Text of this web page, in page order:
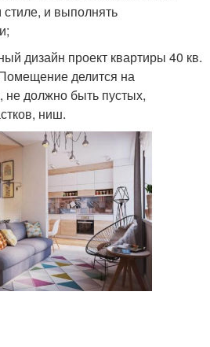
и выполнять
дизайн проект квартиры 40 кв.
делится на
должно быть пустых,
ниш.